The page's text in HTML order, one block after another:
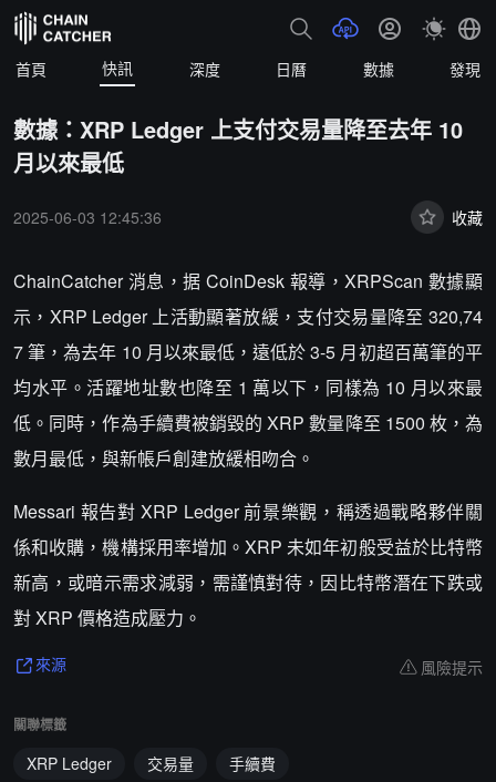
首頁 快訊 深度 日曆 數據 發現
數據：XRP Ledger 上支付交易量降至去年 10
月以來最低
2025-06-03 12:45:36 收藏
ChainCatcher 消息，据 CoinDesk 報導，XRPScan 數據顯
示，XRP Ledger 上活動顯著放緩，支付交易量降至 320,74
7 筆，為去年 10 月以來最低，遠低於 3-5 月初超百萬筆的平
均水平。活躍地址數也降至 1 萬以下，同樣為 10 月以來最
低。同時，作為手續費被銷毀的 XRP 數量降至 1500 枚，為
數月最低，與新帳戶創建放緩相吻合。
Messari 報告對 XRP Ledger 前景樂觀，稱透過戰略夥伴關
係和收購，機構採用率增加。XRP 未如年初般受益於比特幣
新高，或暗示需求減弱，需謹慎對待，因比特幣潛在下跌或
對 XRP 價格造成壓力。
來源 風險提示
關聯標籤
XRP Ledger 交易量 手續費